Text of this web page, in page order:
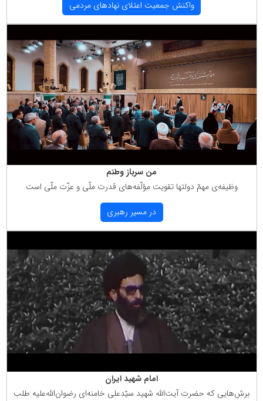
واكنش جمعیت اعتلای نهادهای مردمی
من سرباز وطنم
وظیفه‌ی مهمّ دولتها تقویت مؤلّفه‌های قدرت ملّی و عزّت ملّی است
در مسیر رهبری
امام شهید ایران
برش‌هایی كه حضرت آیت‌الله شهید سیّدعلی خامنه‌ای رضوان‌الله‌علیه طلب